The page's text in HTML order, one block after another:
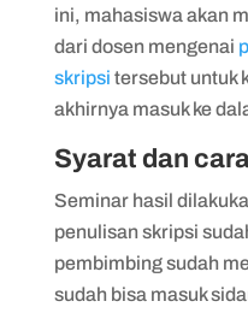
ini, mahasiswa akan
dari dosen mengenai
skripsi tersebut untuk
akhirnya masuk ke
Syarat dan
Seminar hasil
penulisan skripsi
pembimbing sudah
sudah bisa masuk